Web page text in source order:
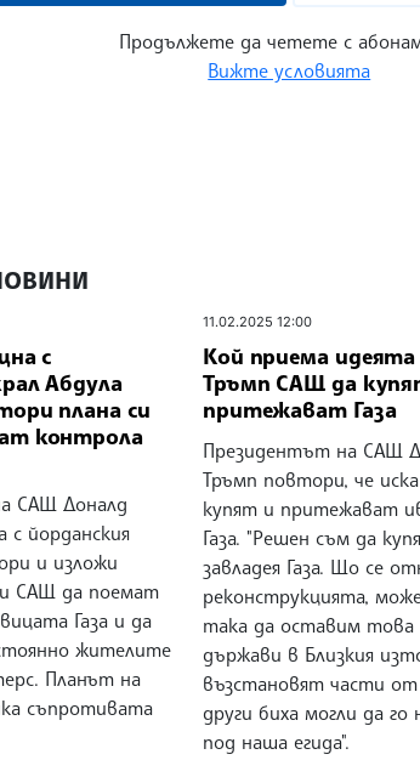
Продължете да четете с
Вижте условията
с
Абдула
плана си
контрола
САЩ Доналд
с йорданския
и изложи
САЩ да поемат
Газа и да
жителите
Планът на
съпротивата
11.02.2025 12:00
Кой приема идеята
Тръмп САЩ да
притежават Газа
Президентът на САЩ
Тръмп повтори, че
купят и притежават
Газа. "Решен съм да
завладея Газа. Що се
реконструкцията,
така да оставим това
държави в Близкия
възстановят части от
други биха могли да го
под наша егида".